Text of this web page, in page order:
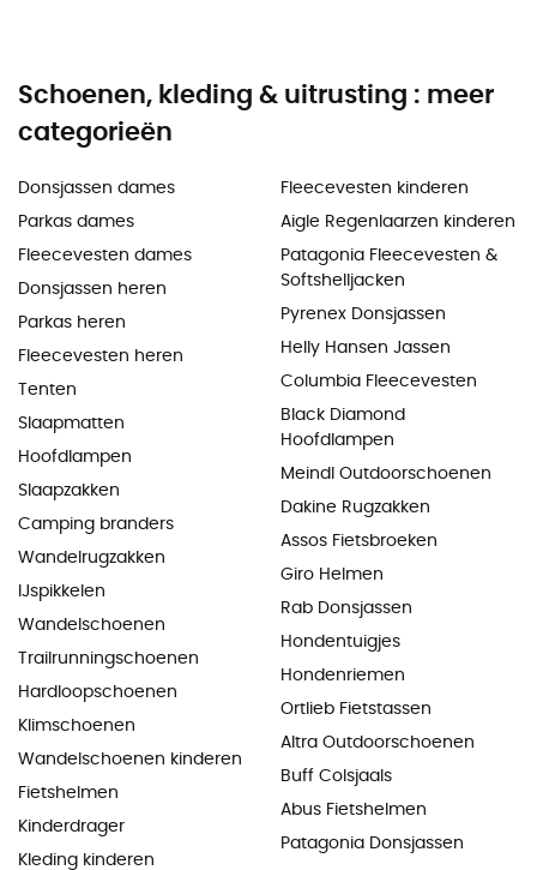
Schoenen, kleding & uitrusting : meer
categorieën
Donsjassen dames
Parkas dames
Fleecevesten dames
Donsjassen heren
Parkas heren
Fleecevesten heren
Tenten
Slaapmatten
Hoofdlampen
Slaapzakken
Camping branders
Wandelrugzakken
IJspikkelen
Wandelschoenen
Trailrunningschoenen
Hardloopschoenen
Klimschoenen
Wandelschoenen kinderen
Fietshelmen
Kinderdrager
Kleding kinderen
Fleecevesten kinderen
Aigle Regenlaarzen kinderen
Patagonia Fleecevesten &
Softshelljacken
Pyrenex Donsjassen
Helly Hansen Jassen
Columbia Fleecevesten
Black Diamond
Hoofdlampen
Meindl Outdoorschoenen
Dakine Rugzakken
Assos Fietsbroeken
Giro Helmen
Rab Donsjassen
Hondentuigjes
Hondenriemen
Ortlieb Fietstassen
Altra Outdoorschoenen
Buff Colsjaals
Abus Fietshelmen
Patagonia Donsjassen